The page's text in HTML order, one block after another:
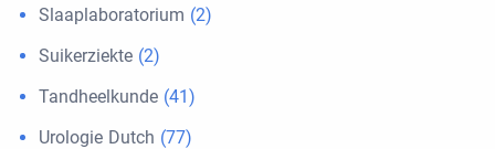
Slaaplaboratorium (2)
Suikerziekte (2)
Tandheelkunde (41)
Urologie Dutch (77)